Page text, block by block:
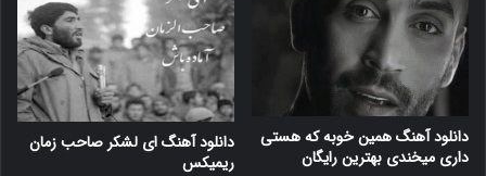
دانلود آهنگ همین خوبه که هستی
داری میخندی بهترین رایگان
دانلود آهنگ ای لشکر صاحب زمان
ریمیکس